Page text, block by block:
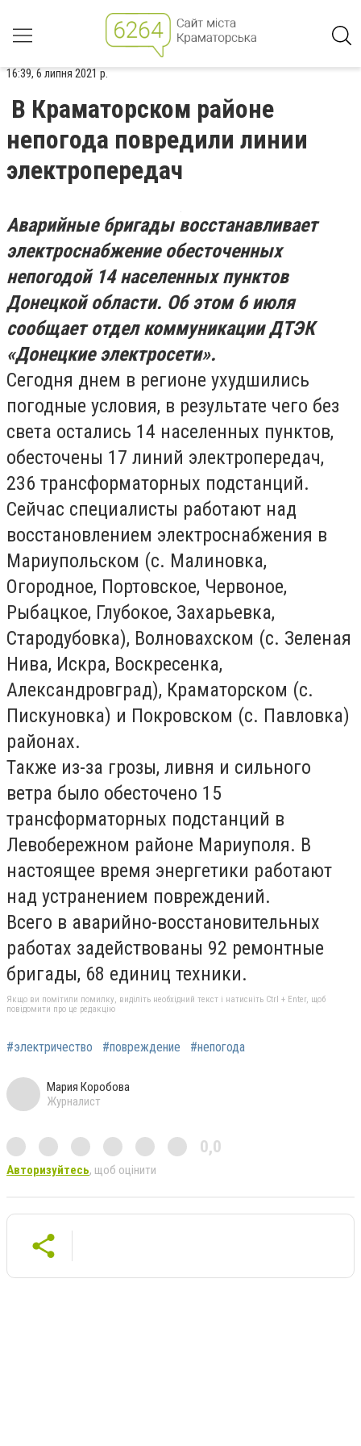
16:39, 6 липня 2021 р.
В Краматорском районе
непогода повредили линии
электропередач
Аварийные бригады восстанавливает
электроснабжение обесточенных
непогодой 14 населенных пунктов
Донецкой области. Об этом 6 июля
сообщает отдел коммуникации ДТЭК
«Донецкие электросети».
Сегодня днем в регионе ухудшились
погодные условия, в результате чего без
света остались 14 населенных пунктов,
обесточены 17 линий электропередач,
236 трансформаторных подстанций.
Сейчас специалисты работают над
восстановлением электроснабжения в
Мариупольском (с. Малиновка,
Огородное, Портовское, Червоное,
Рыбацкое, Глубокое, Захарьевка,
Стародубовка), Волновахском (с. Зеленая
Нива, Искра, Воскресенка,
Александровград), Краматорском (с.
Пискуновка) и Покровском (с. Павловка)
районах.
Также из-за грозы, ливня и сильного
ветра было обесточено 15
трансформаторных подстанций в
Левобережном районе Мариуполя. В
настоящее время энергетики работают
над устранением повреждений.
Всего в аварийно-восстановительных
работах задействованы 92 ремонтные
бригады, 68 единиц техники.
Якщо ви помітили помилку, виділіть необхідний текст і натисніть Ctrl + Enter, щоб
повідомити про це редакцію
#электричество #повреждение #непогода
Мария Коробова
Журналист
0,0
Авторизуйтесь, щоб оцінити